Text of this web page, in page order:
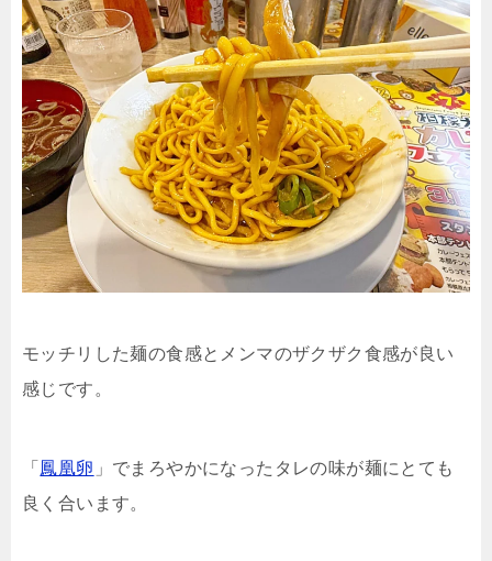
モッチリした麺の食感とメンマのザクザク食感が良い
感じです。
「 鳳凰卵 」でまろやかになったタレの味が麺にとても
良く合います。